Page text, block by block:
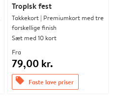
Tropisk fest
Takkekort | Premiumkort med tre
forskellige finish
Sæt med 10 kort
Fra
79,00 kr.
offers Faste lave priser